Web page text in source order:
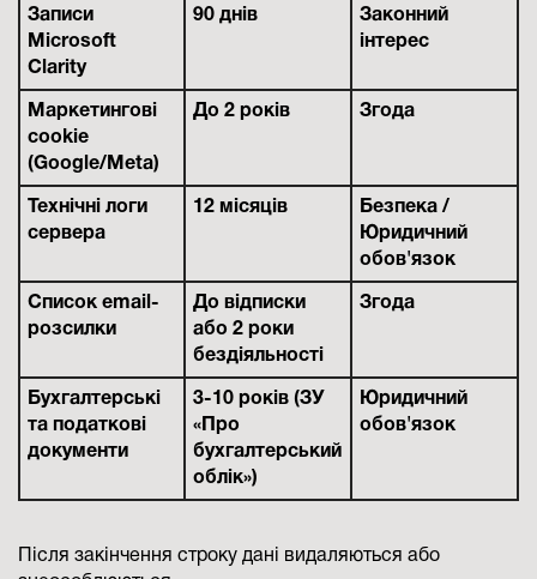
Записи
Microsoft
Clarity
90 днів
Законний
інтерес
Маркетингові
cookie
(Google/Meta)
До 2 років Згода
Технічні логи
сервера
12 місяців
Безпека /
Юридичний
обов'язок
Список email-
розсилки
До відписки
або 2 роки
бездіяльності
Згода
Бухгалтерські
та податкові
документи
3-10 років (ЗУ
«Про
бухгалтерський
облік»)
Юридичний
обов'язок
Після закінчення строку дані видаляються або